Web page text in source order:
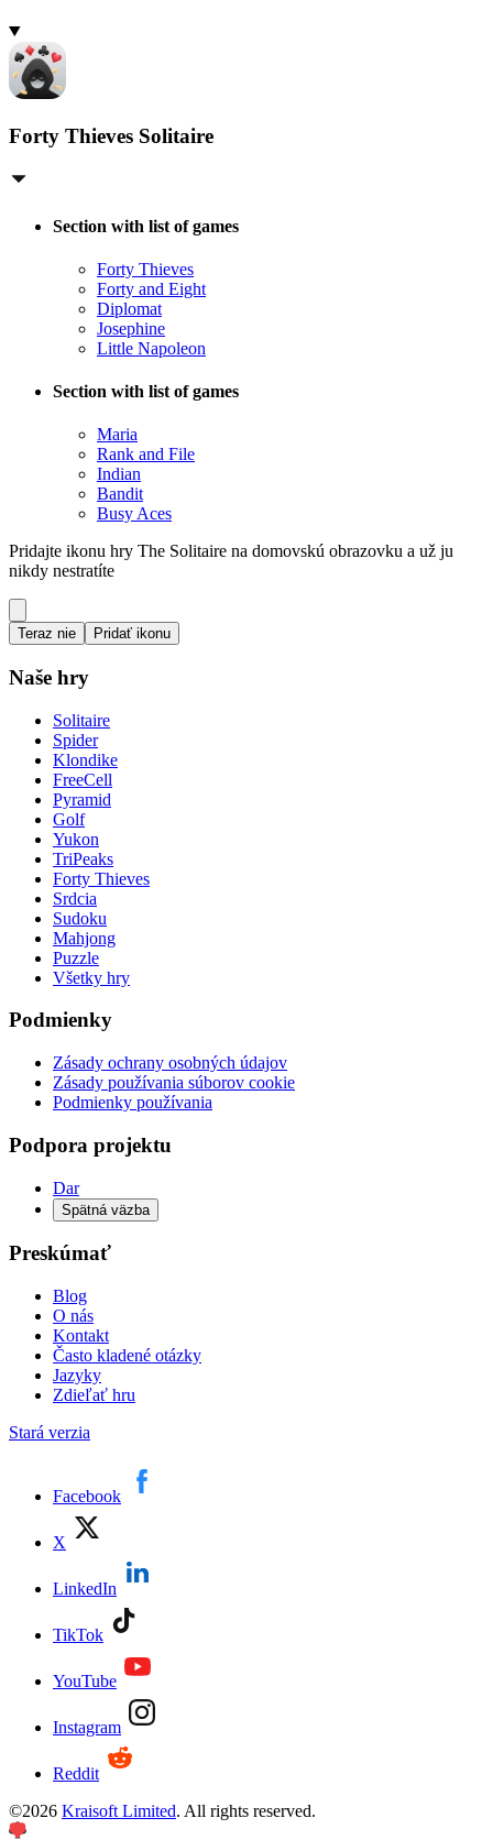
Forty Thieves Solitaire
Section with list of games
Forty Thieves
Forty and Eight
Diplomat
Josephine
Little Napoleon
Section with list of games
Maria
Rank and File
Indian
Bandit
Busy Aces
Pridajte ikonu hry The Solitaire na domovskú obrazovku a už ju
nikdy nestratíte
Teraz nie Pridať ikonu
Naše hry
Solitaire
Spider
Klondike
FreeCell
Pyramid
Golf
Yukon
TriPeaks
Forty Thieves
Srdcia
Sudoku
Mahjong
Puzzle
Všetky hry
Podmienky
Zásady ochrany osobných údajov
Zásady používania súborov cookie
Podmienky používania
Podpora projektu
Dar
Spätná väzba
Preskúmať
Blog
O nás
Kontakt
Často kladené otázky
Jazyky
Zdieľať hru
Stará verzia
Facebook
X
LinkedIn
TikTok
YouTube
Instagram
Reddit
©2026 Kraisoft Limited. All rights reserved.